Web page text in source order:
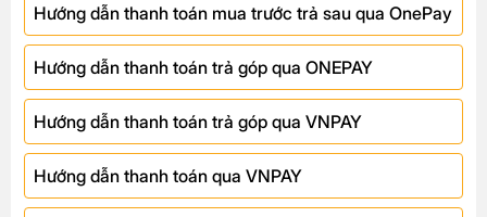
Hướng dẫn thanh toán mua trước trả sau qua OnePay
Hướng dẫn thanh toán trả góp qua ONEPAY
Hướng dẫn thanh toán trả góp qua VNPAY
Hướng dẫn thanh toán qua VNPAY